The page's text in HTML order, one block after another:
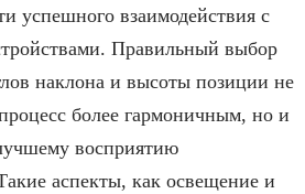
успешного взаимодействия с
Правильный выбор
наклона и высоты позиции не
более гармоничным, но и
восприятию
аспекты, как освещение и